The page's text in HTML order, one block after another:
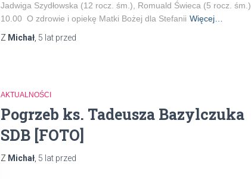
Jadwiga Szydłowska (12 rocz. śm.), Romuald Świeca (5 rocz. śm.)
10.00 O zdrowie i opiekę Matki Bożej dla Stefanii Więcej…
Z Michał 5 lat przed
AKTUALNOŚCI
Pogrzeb ks. Tadeusza Bazylczuka
SDB [FOTO]
Z Michał 5 lat przed